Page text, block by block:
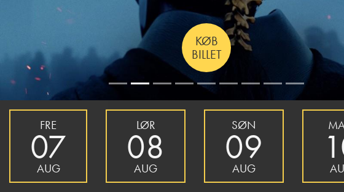
KØB
BILLET
FRE
07
AUG
LØR
08
AUG
SØN
09
AUG